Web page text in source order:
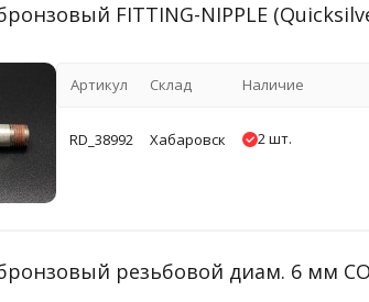
FITTING-NIPPLE
Артикул Склад Наличие
RD_38992 Хабаровск 2 шт.
резьбовой диам. 6 мм